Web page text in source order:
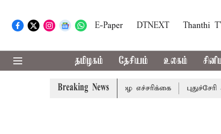
E-Paper DTNEXT Thanthi
தமிழகம் தேசியம் உலகம்
Breaking News
மாவட்டங்களுக்கு கன மழை எச்சரிக்கை புதுச்சேரி